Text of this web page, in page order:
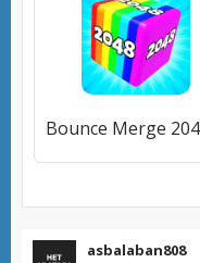
asbalaban808